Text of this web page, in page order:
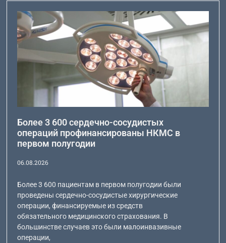
Более 3 600 сердечно-сосудистых
операций профинансированы НКМС в
первом полугодии
06.08.2026
Более 3 600 пациентам в первом полугодии были
проведены сердечно-сосудистые хирургические
операции, финансируемые из средств
обязательного медицинского страхования. В
большинстве случаев это были малоинвазивные
операции,